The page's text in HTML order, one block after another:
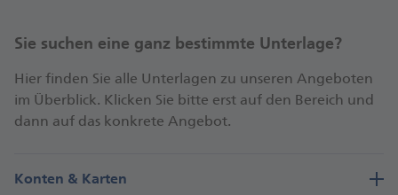
Sie suchen eine ganz bestimmte Unterlage?
Hier finden Sie alle Unterlagen zu unseren Angeboten
im Überblick. Klicken Sie bitte erst auf den Bereich und
dann auf das konkrete Angebot.
Konten & Karten